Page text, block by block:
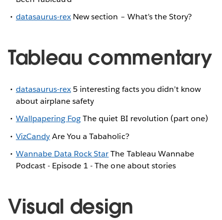
datasaurus-rex New section – What’s the Story?
Tableau commentary
datasaurus-rex5 interesting facts you didn’t know
about airplane safety
Wallpapering FogThe quiet BI revolution (part one)
VizCandyAre You a Tabaholic?
Wannabe Data Rock StarThe Tableau Wannabe
Podcast - Episode 1 - The one about stories
Visual design